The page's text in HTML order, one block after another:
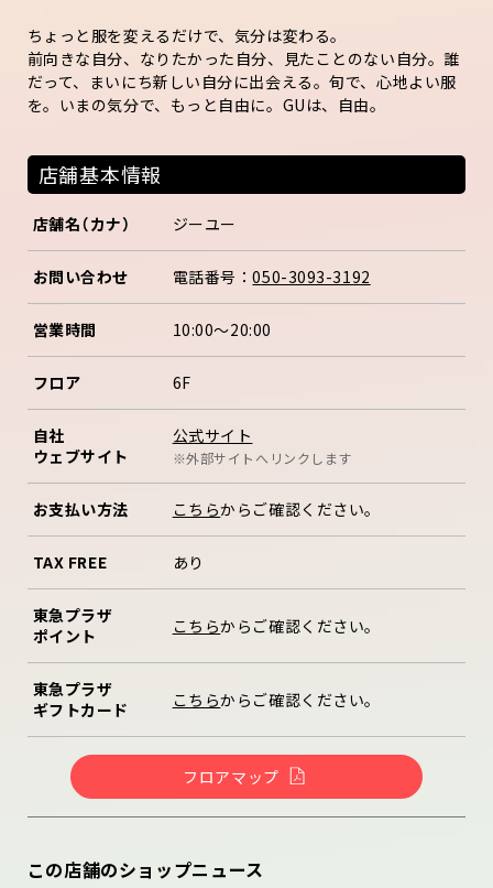
ちょっと服を変えるだけで、気分は変わる。
前向きな自分、なりたかった自分、見たことのない自分。誰
だって、まいにち新しい自分に出会える。旬で、心地よい服
を。いまの気分で、もっと自由に。GUは、自由。
店舗基本情報
店舗名（カナ） ジーユー
お問い合わせ 電話番号：050-3093-3192
営業時間 10:00～20:00
フロア 6F
自社
ウェブサイト
公式サイト
※外部サイトへリンクします
お支払い方法 こちらからご確認ください。
TAX FREE あり
東急プラザ
ポイント
こちらからご確認ください。
東急プラザ
ギフトカード
こちらからご確認ください。
フロアマップ
この店舗のショップニュース